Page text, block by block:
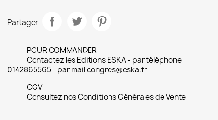
Partager
POUR COMMANDER
Contactez les Editions ESKA - par téléphone
0142865565 - par mail congres@eska.fr
CGV
Consultez nos Conditions Générales de Vente